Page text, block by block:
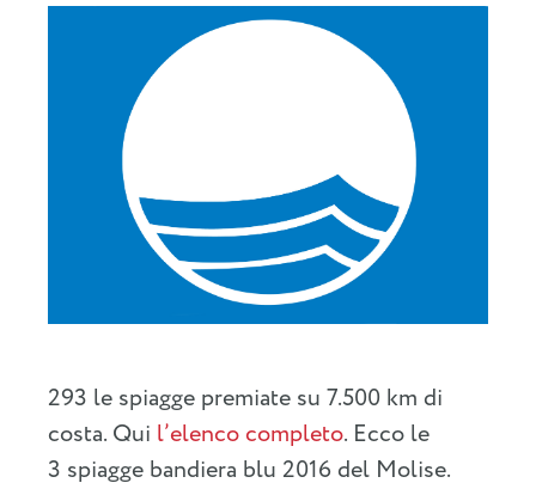
293 le spiagge premiate su 7.500 km di
costa. Qui l’elenco completo. Ecco le
3 spiagge bandiera blu 2016 del Molise.